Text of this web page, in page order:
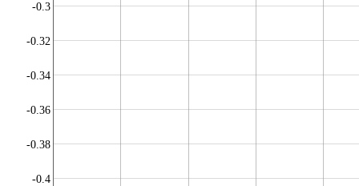
-0.4
-0.38
-0.36
-0.34
-0.32
-0.3